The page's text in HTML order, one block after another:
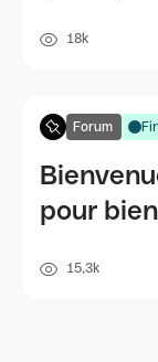
18k
Forum
pour
15,3k